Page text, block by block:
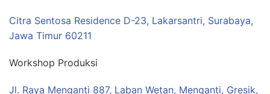
Citra Sentosa Residence D-23, Lakarsantri, Surabaya,
Jawa Timur 60211
Workshop Produksi
Jl. Raya Menganti 887, Laban Wetan, Menganti, Gresik,